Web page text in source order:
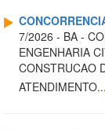
7/2026 - BA -
ENGENHARIA
CONSTRUCAO
ATENDIMENTO...